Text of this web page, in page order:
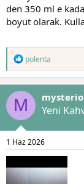
den 350 ml e
boyut olarak.
T
p
k
i
e
r
polenta
M Yeni
1 Haz 2026